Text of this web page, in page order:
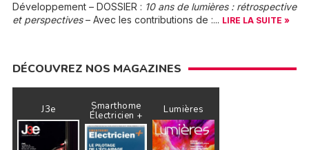
Développement – DOSSIER : 10 ans de lumières : rétrospective
et perspectives– Avec les contributions de :... LIRE LA SUITE »
DÉCOUVREZ NOS MAGAZINES
J3e Smarthome
Électricien + Lumières